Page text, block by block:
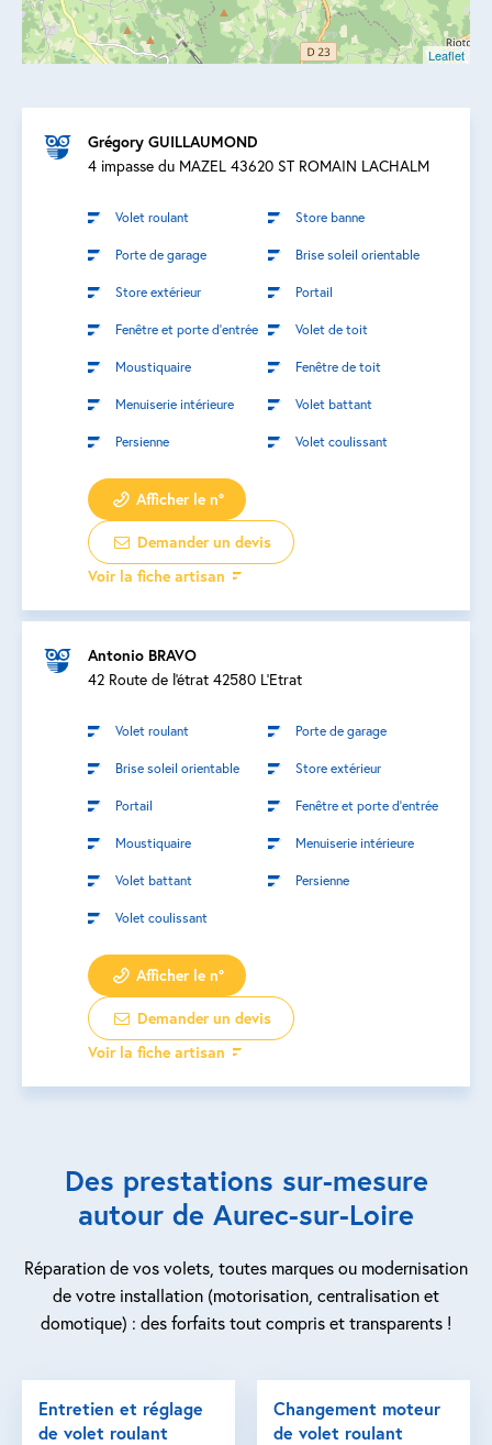
Leaflet
Grégory GUILLAUMOND
4 impasse du MAZEL 43620 ST ROMAIN LACHALM
Volet roulant Store banne
Porte de garage Brise soleil orientable
Store extérieur Portail
Fenêtre et porte d’entrée Volet de toit
Moustiquaire Fenêtre de toit
Menuiserie intérieure Volet battant
Persienne Volet coulissant
Afficher le n°
Demander un devis
Voir la fiche artisan
Antonio BRAVO
42 Route de l'étrat 42580 L'Etrat
Volet roulant Porte de garage
Brise soleil orientable Store extérieur
Portail Fenêtre et porte d’entrée
Moustiquaire Menuiserie intérieure
Volet battant Persienne
Volet coulissant
Afficher le n°
Demander un devis
Voir la fiche artisan
Des prestations sur-mesure
autour de Aurec-sur-Loire
Réparation de vos volets, toutes marques ou modernisation
de votre installation (motorisation, centralisation et
domotique) : des forfaits tout compris et transparents !
Entretien et réglage
de volet roulant
Changement moteur
de volet roulant